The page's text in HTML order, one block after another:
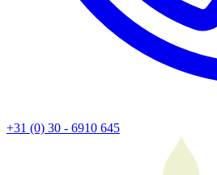
+31 (0) 30 - 6910 645